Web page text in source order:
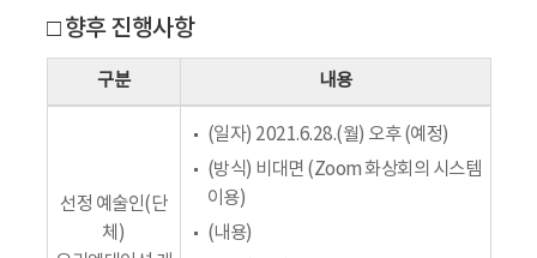
□ 향후 진행사항
구분 내용
선정 예술인(단
체)
(일자) 2021.6.28.(월) 오후 (예정)
(방식) 비대면 (Zoom 화상회의 시스템
이용)
(내용)